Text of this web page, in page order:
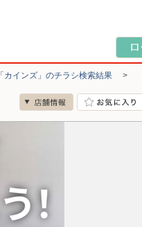
「カインズ」のチラシ検索結果 >